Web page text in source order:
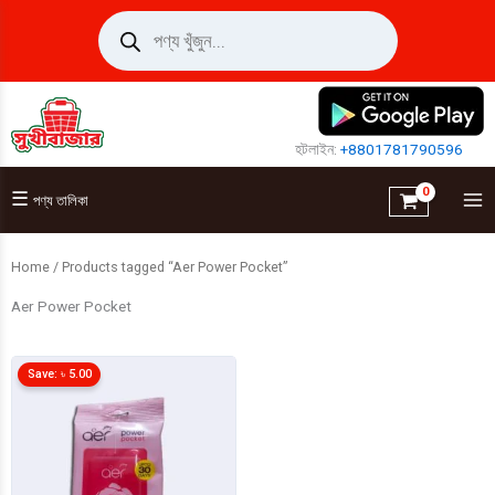
Products
search
হটলাইন:+8801781790596
☰ পণ্য তালিকা
Home / Products tagged “Aer Power Pocket”
Aer Power Pocket
Save: ৳ 5.00